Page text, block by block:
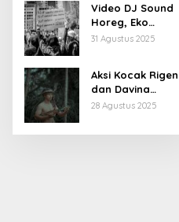
Video DJ Sound
Horeg, Eko
Patrio Buka
31 Agustus 2025
Aksi Kocak Rigen
dan Davina
Karamoy di Film
28 Agustus 2025